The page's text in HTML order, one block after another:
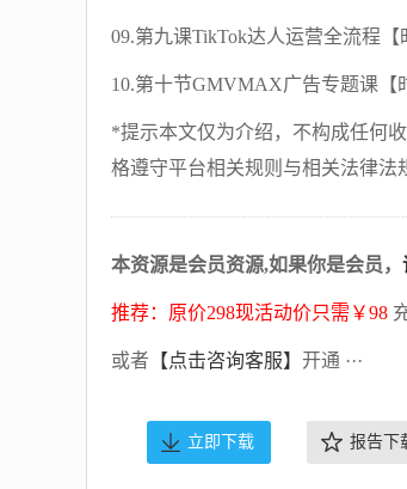
09.第九课TikTok达人运营全流程【
10.第十节GMVMAX广告专题课【
*提示本文仅为介绍，不构成任何
格遵守平台相关规则与相关法律法
本资源是会员资源,如果你是会员，
推荐：原价298现活动价只需￥98
或者 【点击咨询客服】 开通 ···
立即下载 报告下